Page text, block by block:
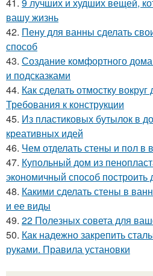
вашу жизнь
42. Пену для ванны сделать
способ
43. Создание комфортного
и подсказками
44. Как сделать отмостку
Требования к конструкции
45. Из пластиковых бутылок в
креативных идей
46. Чем отделать стены и пол в
47. Купольный дом из
экономичный способ построить
48. Какими сделать стены в
и ее виды
49. 22 Полезных совета для
50. Как надежно закрепить
руками. Правила установки